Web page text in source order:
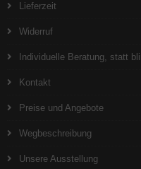
Lieferzeit
Widerruf
Individuelle Beratung, statt
Kontakt
Preise und Angebote
Wegbeschreibung
Unsere Ausstellung